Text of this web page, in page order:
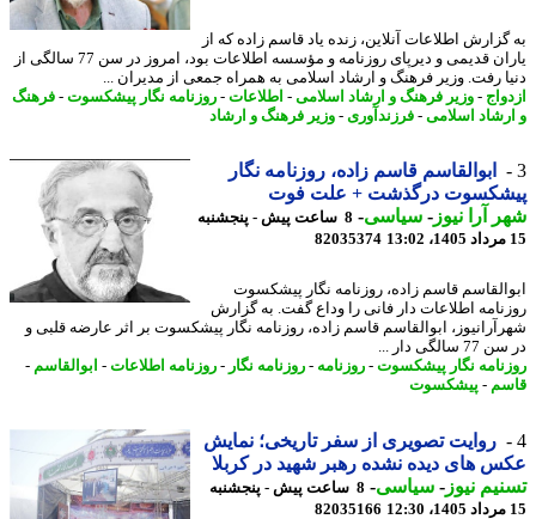
اطلاعات آنلاین، زنده یاد قاسم زاده که از
یاران قدیمی و دیرپای روزنامه و مؤسسه اطلاعات بود، امروز در سن 77 سالگی از
رفت. وزیر فرهنگ و ارشاد اسلامی به همراه جمعی از مدیران ...
-وزیر فرهنگ و ارشاد اسلامی-اطلاعات-روزنامه نگار پیشکسوت-فرهنگ
اسلامی-فرزندآوری - وزیر فرهنگ و ارشاد
ابوالقاسم قاسم زاده، روزنامه نگار
درگذشت + علت فوت
آرا نیوز-سیاسی-
8 ساعت پیش - پنجشنبه
82035374
قاسم زاده، روزنامه نگار پیشکسوت
اطلاعات دار فانی را وداع گفت. به گزارش
ابوالقاسم قاسم زاده، روزنامه نگار پیشکسوت بر اثر عارضه قلبی و
دار ...
نگار پیشکسوت-روزنامه -روزنامه نگار -روزنامه اطلاعات-ابوالقاسم-
-پیشکسوت
روایت تصویری از سفر تاریخی؛ نمایش
های دیده نشده رهبر شهید در کربلا
نیوز-سیاسی-
8 ساعت پیش - پنجشنبه
82035166